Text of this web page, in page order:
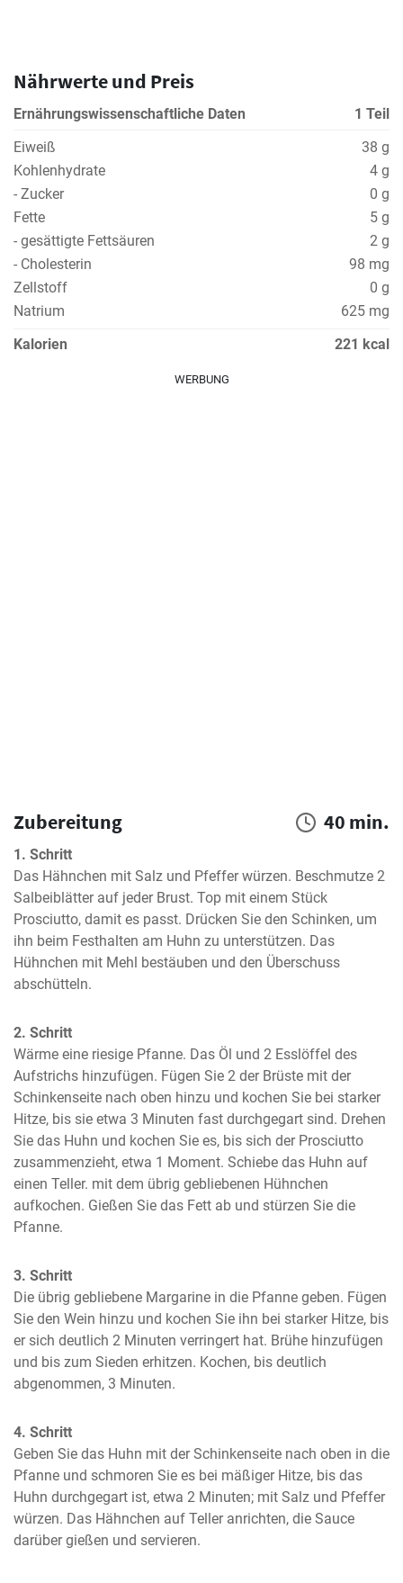
Nährwerte und Preis
Ernährungswissenschaftliche Daten
1 Teil
Eiweiß
38 g
Kohlenhydrate
4 g
- Zucker
0 g
Fette
5 g
- gesättigte Fettsäuren
2 g
- Cholesterin
98 mg
Zellstoff
0 g
Natrium
625 mg
Kalorien
221 kcal
WERBUNG
Zubereitung 40 min.
1. Schritt
Das Hähnchen mit Salz und Pfeffer würzen. Beschmutze 2
Salbeiblätter auf jeder Brust. Top mit einem Stück
Prosciutto, damit es passt. Drücken Sie den Schinken, um
ihn beim Festhalten am Huhn zu unterstützen. Das
Hühnchen mit Mehl bestäuben und den Überschuss
abschütteln.
2. Schritt
Wärme eine riesige Pfanne. Das Öl und 2 Esslöffel des
Aufstrichs hinzufügen. Fügen Sie 2 der Brüste mit der
Schinkenseite nach oben hinzu und kochen Sie bei starker
Hitze, bis sie etwa 3 Minuten fast durchgegart sind. Drehen
Sie das Huhn und kochen Sie es, bis sich der Prosciutto
zusammenzieht, etwa 1 Moment. Schiebe das Huhn auf
einen Teller. mit dem übrig gebliebenen Hühnchen
aufkochen. Gießen Sie das Fett ab und stürzen Sie die
Pfanne.
3. Schritt
Die übrig gebliebene Margarine in die Pfanne geben. Fügen
Sie den Wein hinzu und kochen Sie ihn bei starker Hitze, bis
er sich deutlich 2 Minuten verringert hat. Brühe hinzufügen
und bis zum Sieden erhitzen. Kochen, bis deutlich
abgenommen, 3 Minuten.
4. Schritt
Geben Sie das Huhn mit der Schinkenseite nach oben in die
Pfanne und schmoren Sie es bei mäßiger Hitze, bis das
Huhn durchgegart ist, etwa 2 Minuten; mit Salz und Pfeffer
würzen. Das Hähnchen auf Teller anrichten, die Sauce
darüber gießen und servieren.